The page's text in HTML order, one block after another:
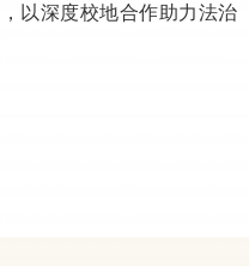
以深度校地合作助力法治